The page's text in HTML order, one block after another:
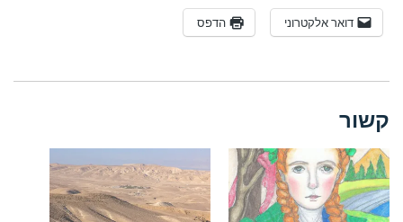
דואר אלקטרוני הדפס
קשור